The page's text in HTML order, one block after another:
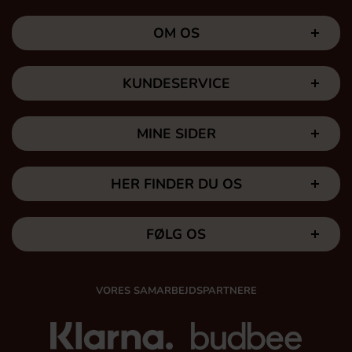
OM OS
KUNDESERVICE
MINE SIDER
HER FINDER DU OS
FØLG OS
VORES SAMARBEJDSPARTNERE